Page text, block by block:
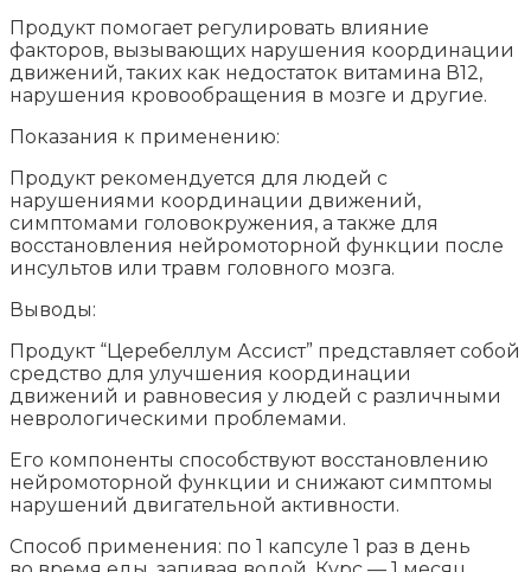
Продукт помогает регулировать влияние
факторов, вызывающих нарушения координации
движений, таких как недостаток витамина В12,
нарушения кровообращения в мозге и другие.
Показания к применению:
Продукт рекомендуется для людей с
нарушениями координации движений,
симптомами головокружения, а также для
восстановления нейромоторной функции после
инсультов или травм головного мозга.
Выводы:
Продукт “Церебеллум Ассист” представляет собой
средство для улучшения координации
движений и равновесия у людей с различными
неврологическими проблемами.
Его компоненты способствуют восстановлению
нейромоторной функции и снижают симптомы
нарушений двигательной активности.
Способ применения: по 1 капсуле 1 раз в день